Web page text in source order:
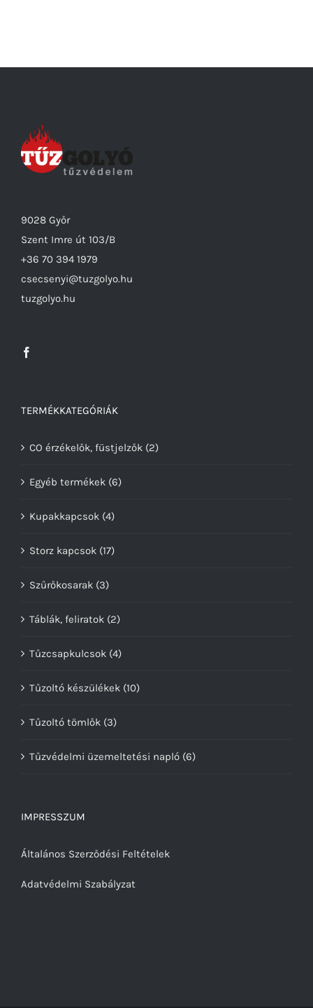
9028 Győr
Szent Imre út 103/B
+36 70 394 1979
csecsenyi@tuzgolyo.hu
tuzgolyo.hu
TERMÉKKATEGÓRIÁK
CO érzékelők, füstjelzők (2)
Egyéb termékek (6)
Kupakkapcsok (4)
Storz kapcsok (17)
Szűrőkosarak (3)
Táblák, feliratok (2)
Tűzcsapkulcsok (4)
Tűzoltó készülékek (10)
Tűzoltó tömlők (3)
Tűzvédelmi üzemeltetési napló (6)
IMPRESSZUM
Általános Szerződési Feltételek
Adatvédelmi Szabályzat